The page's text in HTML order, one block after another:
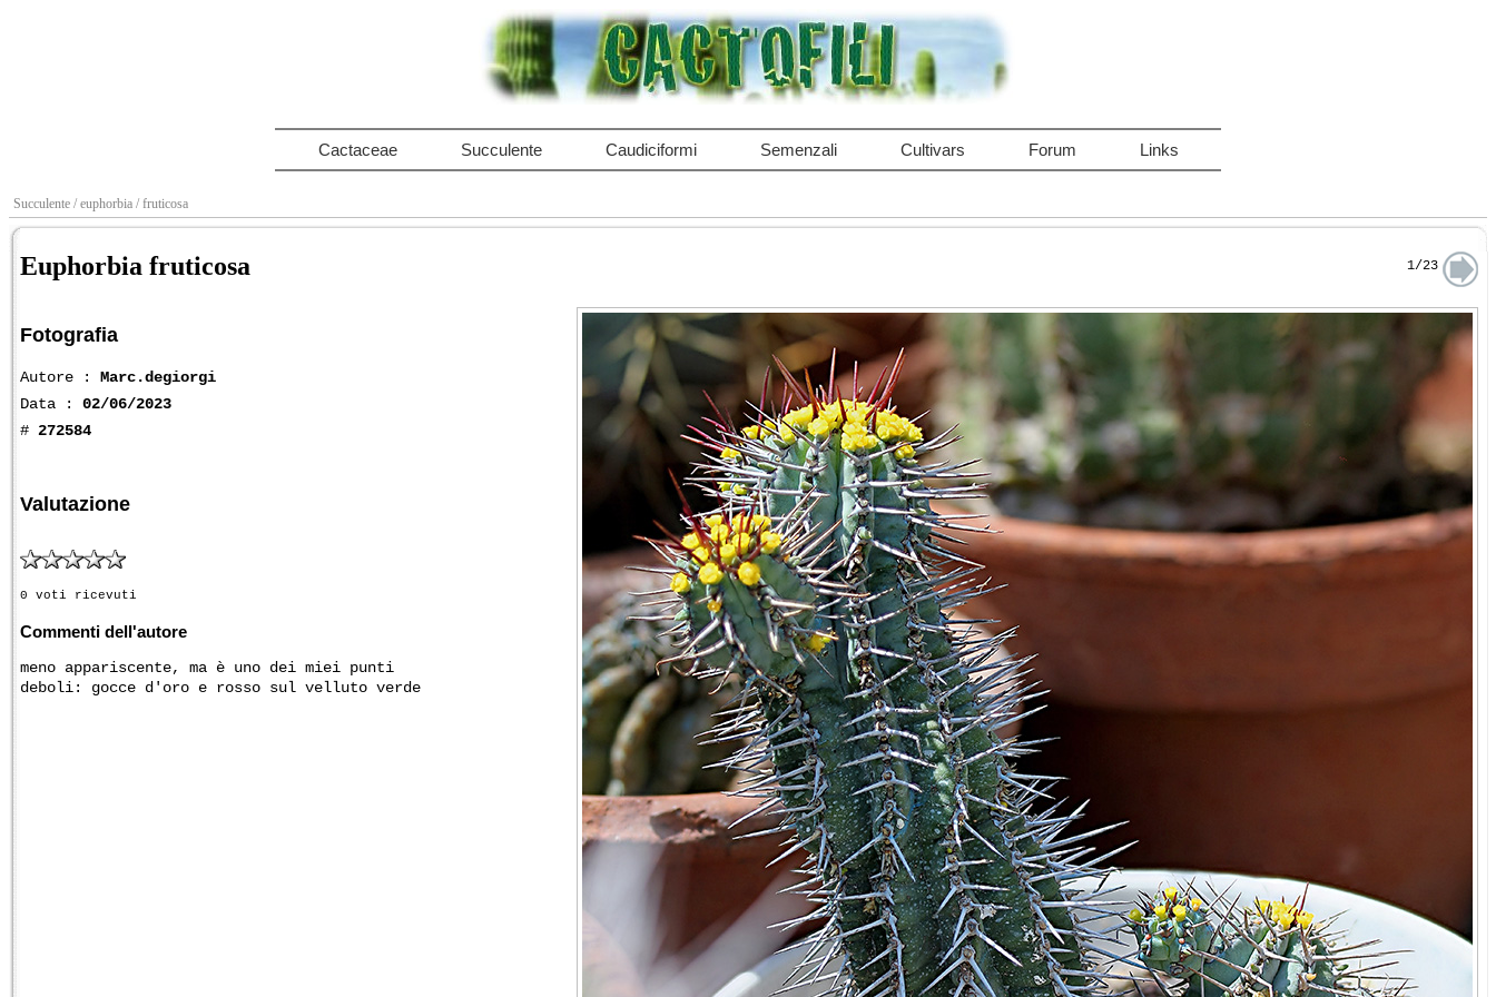
Cactaceae Succulente Caudiciformi Semenzali Cultivars Forum Links
Succulente / euphorbia / fruticosa
Euphorbia fruticosa 1/23
Fotografia
Autore : Marc.degiorgi
Data : 02/06/2023
# 272584
Valutazione
0 voti ricevuti
Commenti dell'autore
meno appariscente, ma è uno dei miei punti
deboli: gocce d'oro e rosso sul velluto verde